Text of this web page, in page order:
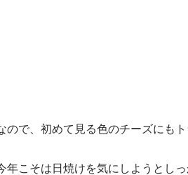
で、初めて見る色のチーズにも
年こそは日焼けを気にしようとし